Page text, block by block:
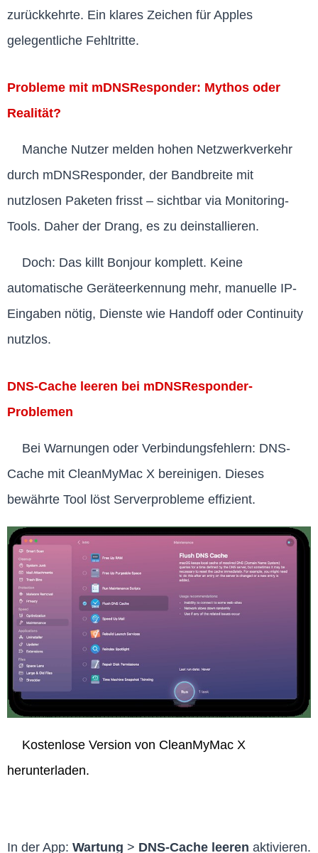
zurückkehrte. Ein klares Zeichen für Apples
gelegentliche Fehltritte.
Probleme mit mDNSResponder: Mythos oder
Realität?
Manche Nutzer melden hohen Netzwerkverkehr
durch mDNSResponder, der Bandbreite mit
nutzlosen Paketen frisst – sichtbar via Monitoring-
Tools. Daher der Drang, es zu deinstallieren.
Doch: Das killt Bonjour komplett. Keine
automatische Geräteerkennung mehr, manuelle IP-
Eingaben nötig, Dienste wie Handoff oder Continuity
nutzlos.
DNS-Cache leeren bei mDNSResponder-
Problemen
Bei Warnungen oder Verbindungsfehlern: DNS-
Cache mit CleanMyMac X bereinigen. Dieses
bewährte Tool löst Serverprobleme effizient.
Kostenlose Version von CleanMyMac X
herunterladen.
In der App: Wartung > DNS-Cache leeren aktivieren.